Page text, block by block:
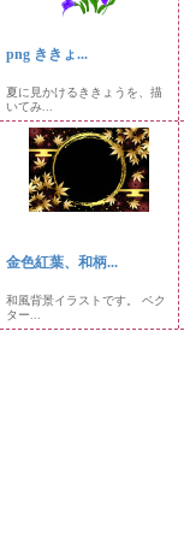
png ききょ...
夏に見かけるききょうを、描
いてみ...
金色紅葉、和柄...
和風背景イラストです。 ベク
ター...